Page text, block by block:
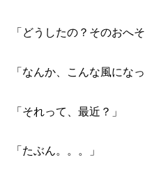
「どうしたの？そのおへそ
「なんか、こんな風になっ
「それって、最近？」
「たぶん。。。」